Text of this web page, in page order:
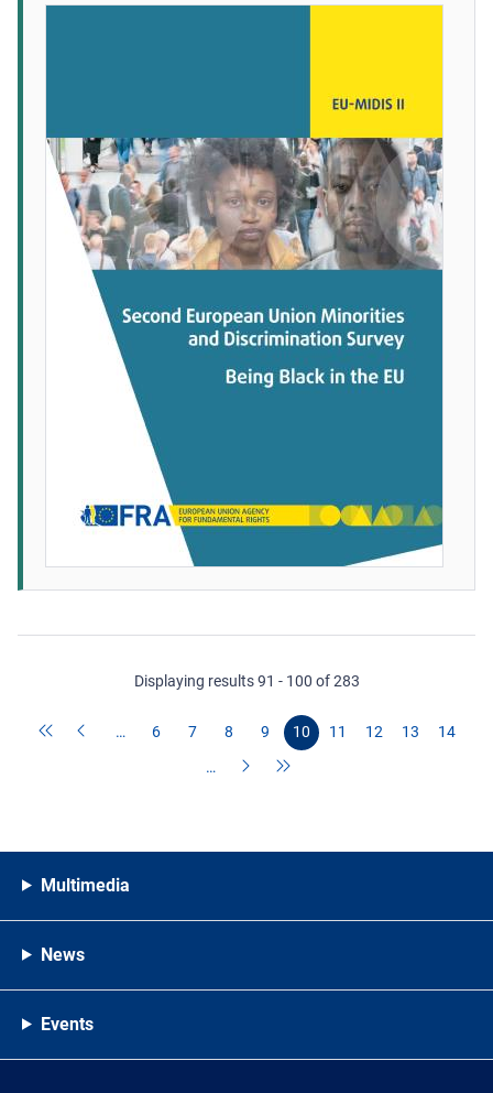
Displaying results 91 - 100 of 283
… 6 7 8 9 10 11 12 13
14
…
Multimedia
News
Events